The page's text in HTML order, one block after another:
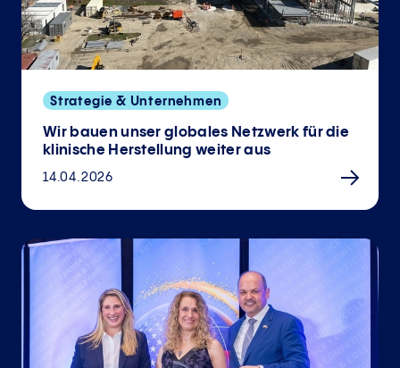
Strategie & Unternehmen
Wir bauen unser globales Netzwerk für die
klinische Herstellung weiter aus
14.04.2026